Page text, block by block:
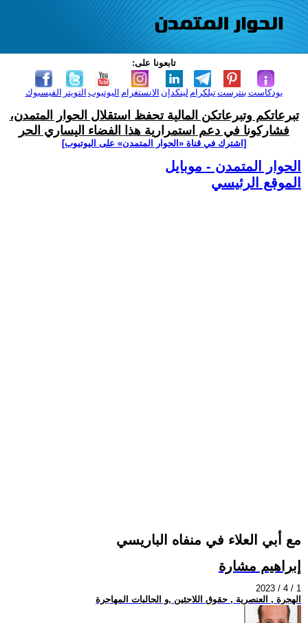
تابعونا على:
الفيسبوك التويتر اليوتيوب الانستغرام لينكدإن تيلكرامبنترست بودكاست
تبرعاتكم وتبرعاتكن المالية تحفظ استقلال الحوار المتمدن،
فشاركونا في دعم استمرارية هذا الفضاء اليساري الحر
[اشترك في قناة ‫«الحوار المتمدن» على اليوتيوب]
الحوار المتمدن - موبايل
الموقع الرئيسي
مع أبي العلاء في منفاه الباريسي
إبراهيم مشارة
2023 / 4 / 1
الهجرة , العنصرية , حقوق اللاجئين ,و الجاليات المهاجرة